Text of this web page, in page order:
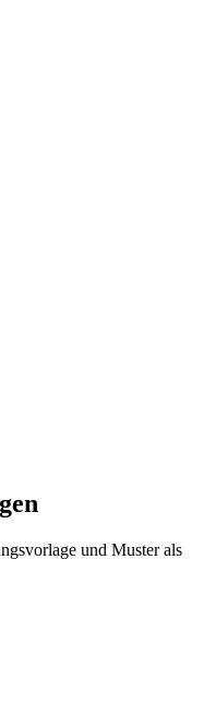
und Muster als